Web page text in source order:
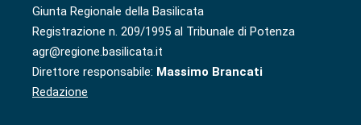
Giunta Regionale della Basilicata
Registrazione n. 209/1995 al Tribunale di Potenza
agr@regione.basilicata.it
Direttore responsabile: Massimo Brancati
Redazione